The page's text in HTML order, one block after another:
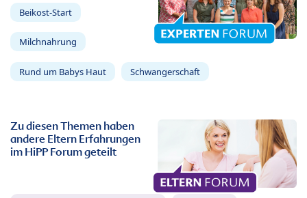
Beikost-Start
Milchnahrung
Rund um Babys Haut Schwangerschaft
Zu diesen Themen haben
andere Eltern Erfahrungen
im HiPP Forum geteilt